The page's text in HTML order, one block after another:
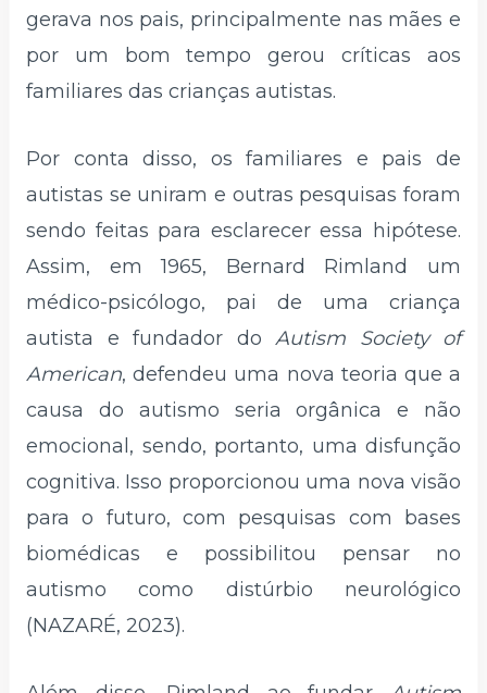
gerava nos pais, principalmente nas mães e
por um bom tempo gerou críticas aos
familiares das crianças autistas.
Por conta disso, os familiares e pais de
autistas se uniram e outras pesquisas foram
sendo feitas para esclarecer essa hipótese.
Assim, em 1965, Bernard Rimland um
médico-psicólogo, pai de uma criança
autista e fundador do Autism Society of
American, defendeu uma nova teoria que a
causa do autismo seria orgânica e não
emocional, sendo, portanto, uma disfunção
cognitiva. Isso proporcionou uma nova visão
para o futuro, com pesquisas com bases
biomédicas e possibilitou pensar no
autismo como distúrbio neurológico
(NAZARÉ, 2023).